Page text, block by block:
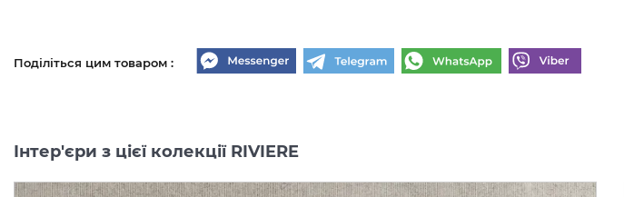
Поділіться цим товаром :
Інтер'єри з цієї колекції RIVIERE